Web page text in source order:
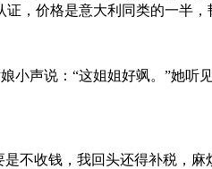
价格是意大利同类的一半，
声说：“这姐姐好飒。”她
不收钱，我回头还得补税，